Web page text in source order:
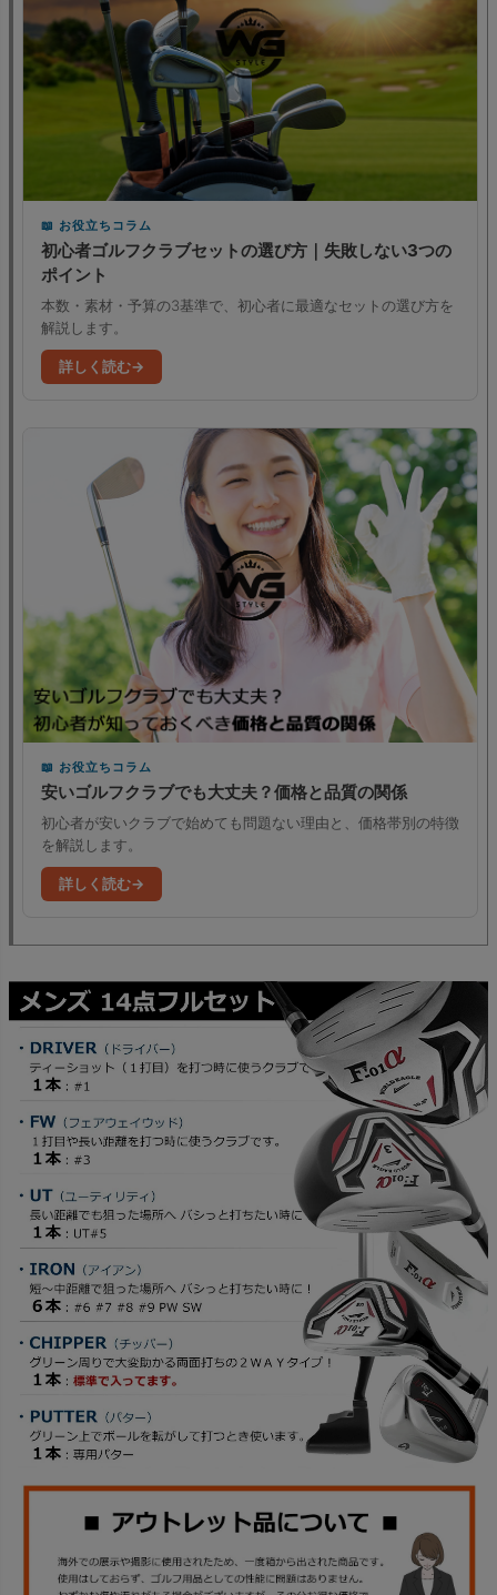
お役立ちコラム
初心者ゴルフクラブセットの選び方｜失敗しない3つの
ポイント
本数・素材・予算の3基準で、初心者に最適なセットの選び方を
解説します。
詳しく読む
お役立ちコラム
安いゴルフクラブでも大丈夫？価格と品質の関係
初心者が安いクラブで始めても問題ない理由と、価格帯別の特徴
を解説します。
詳しく読む